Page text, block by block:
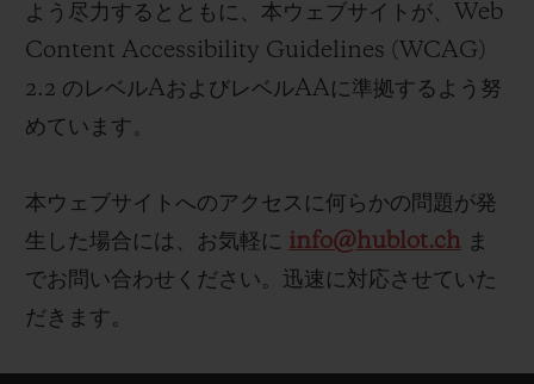
よう尽力するとともに、本ウェブサイトが、Web
Content Accessibility Guidelines (WCAG)
2.2 のレベルAおよびレベルAAに準拠するよう努
めています。
本ウェブサイトへのアクセスに何らかの問題が発
生した場合には、お気軽に info@hublot.ch ま
でお問い合わせください。迅速に対応させていた
だきます。
5＋5年保証
送料＆返品無料